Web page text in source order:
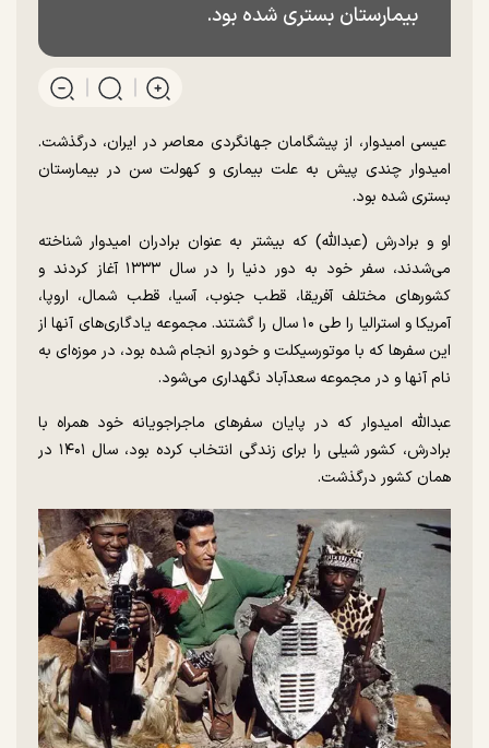
بیمارستان بستری شده بود.
عیسی امیدوار، از پیشگامان جهانگردی معاصر در ایران، درگذشت.
امیدوار چندی پیش به علت بیماری و کهولت سن در بیمارستان
بستری شده بود.
او و برادرش (عبدالله) که بیشتر به عنوان برادران امیدوار شناخته
می‌شدند، سفر خود به دور دنیا را در سال ۱۳۳۳ آغاز کردند و
کشور‌های مختلف آفریقا، قطب جنوب، آسیا، قطب شمال، اروپا،
آمریکا و استرالیا را طی ۱۰ سال را گشتند. مجموعه یادگاری‌های آنها از
این سفر‌ها که با موتورسیکلت و خودرو انجام شده بود، در موزه‌ای به
نام آنها و در مجموعه سعدآباد نگهداری می‌شود.
عبدالله امیدوار که در پایان سفر‌های ماجراجویانه خود همراه با
برادرش، کشور شیلی را برای زندگی انتخاب کرده بود، سال ۱۴۰۱ در
همان کشور درگذشت.